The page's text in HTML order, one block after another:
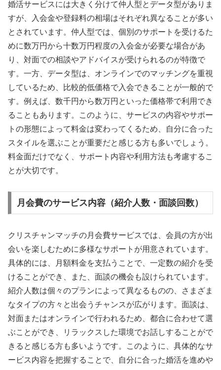
婚活サービスには大きく分けて仲人型とデータ型がありま
すが、入会金や登録料の相場はそれぞれ異なることが多い
とされています。仲人型では、個別のサポートを受けるた
めに数万円から十数万円程度の入会金が必要な場合があ
り、対面での相談やアドバイスが受けられるのが特徴で
す。一方、データ型は、オンラインでのマッチングを重視
しているため、比較的低価格で入会できることが一般的で
す。例えば、数千円から数万円といった価格帯で利用でき
ることもあります。このように、サービスの内容やサポー
トの形態によって料金は変わってくるため、自分に合った
スタイルを選ぶことが重要だと感じる方も多いでしょう。
料金面だけでなく、サポート内容や利用方法も考慮するこ
とが大切です。
月会費のサービス内容（紹介人数・面談回数）
クリスチャンマッチの月会費サービスでは、会員の方が出
会いを楽しむために多様なサポートが用意されています。
具体的には、月額料金を支払うことで、一定数の紹介を受
けることができ、また、面談の機会も設けられています。
紹介人数は個々のプランによって異なるものの、さまざま
なタイプの方々と出会うチャンスが広がります。面談は、
対面またはオンラインで行われるため、都合に合わせて選
ぶことができ、リラックスした環境でお話しすることがで
きると感じる方も多いようです。このように、具体的なサ
ービス内容を把握することで、自分に合った婚活を進めや